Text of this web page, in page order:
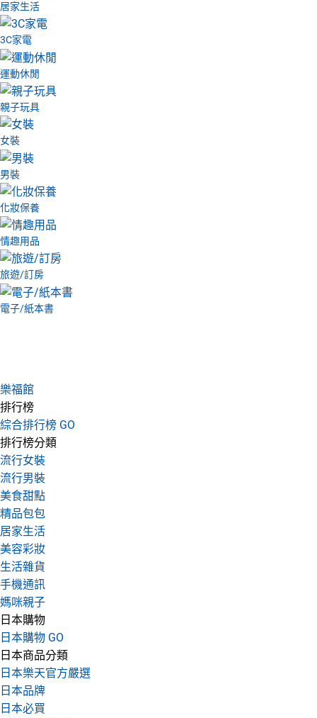
居家生活
3C家電
運動休閒
親子玩具
女裝
男裝
化妝保養
情趣用品
旅遊/訂房
電子/紙本書
樂福館
排行榜
綜合排行榜 GO
排行榜分類
流行女裝
流行男裝
美食甜點
精品包包
居家生活
美容彩妝
生活雜貨
手機通訊
媽咪親子
日本購物
日本購物 GO
日本商品分類
日本樂天官方嚴選
日本品牌
日本必買